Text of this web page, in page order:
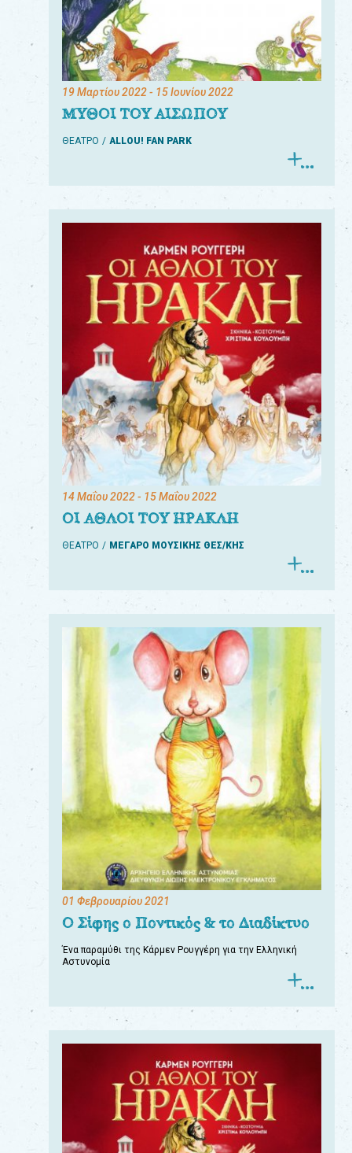
19 Μαρτίου 2022- 15 Ιουνίου 2022
ΜΥΘΟΙ ΤΟΥ ΑΙΣΩΠΟΥ
ΘΕΑΤΡΟ ALLOU! FAN PARK
14 Μαΐου 2022- 15 Μαΐου 2022
ΟΙ ΑΘΛΟΙ ΤΟΥ ΗΡΑΚΛΗ
ΘΕΑΤΡΟ ΜΕΓΑΡΟ ΜΟΥΣΙΚΗΣ ΘΕΣ/ΚΗΣ
01 Φεβρουαρίου 2021
Ο Σίφης ο Ποντικός & το Διαδίκτυο
Ένα παραμύθι της Κάρμεν Ρουγγέρη για την Ελληνική
Αστυνομία